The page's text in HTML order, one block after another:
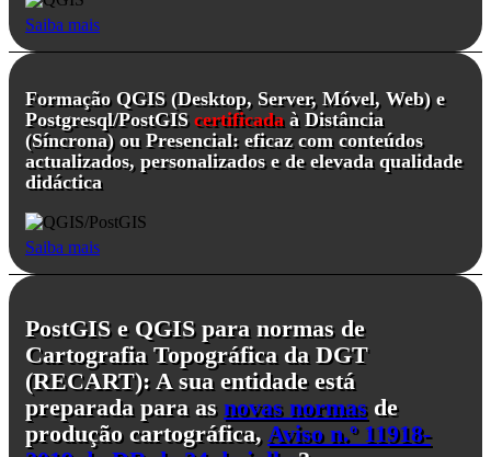
Saiba mais
Formação QGIS (Desktop, Server, Móvel, Web) e
Postgresql/PostGIS certificadaà Distância
(Síncrona) ou Presencial: eficaz com conteúdos
actualizados, personalizados e de elevada qualidade
didáctica
Saiba mais
PostGIS e QGIS para normas de
Cartografia Topográfica da DGT
(RECART): A sua entidade está
preparada para as novas normasde
produção cartográfica,Aviso n.º 11918-